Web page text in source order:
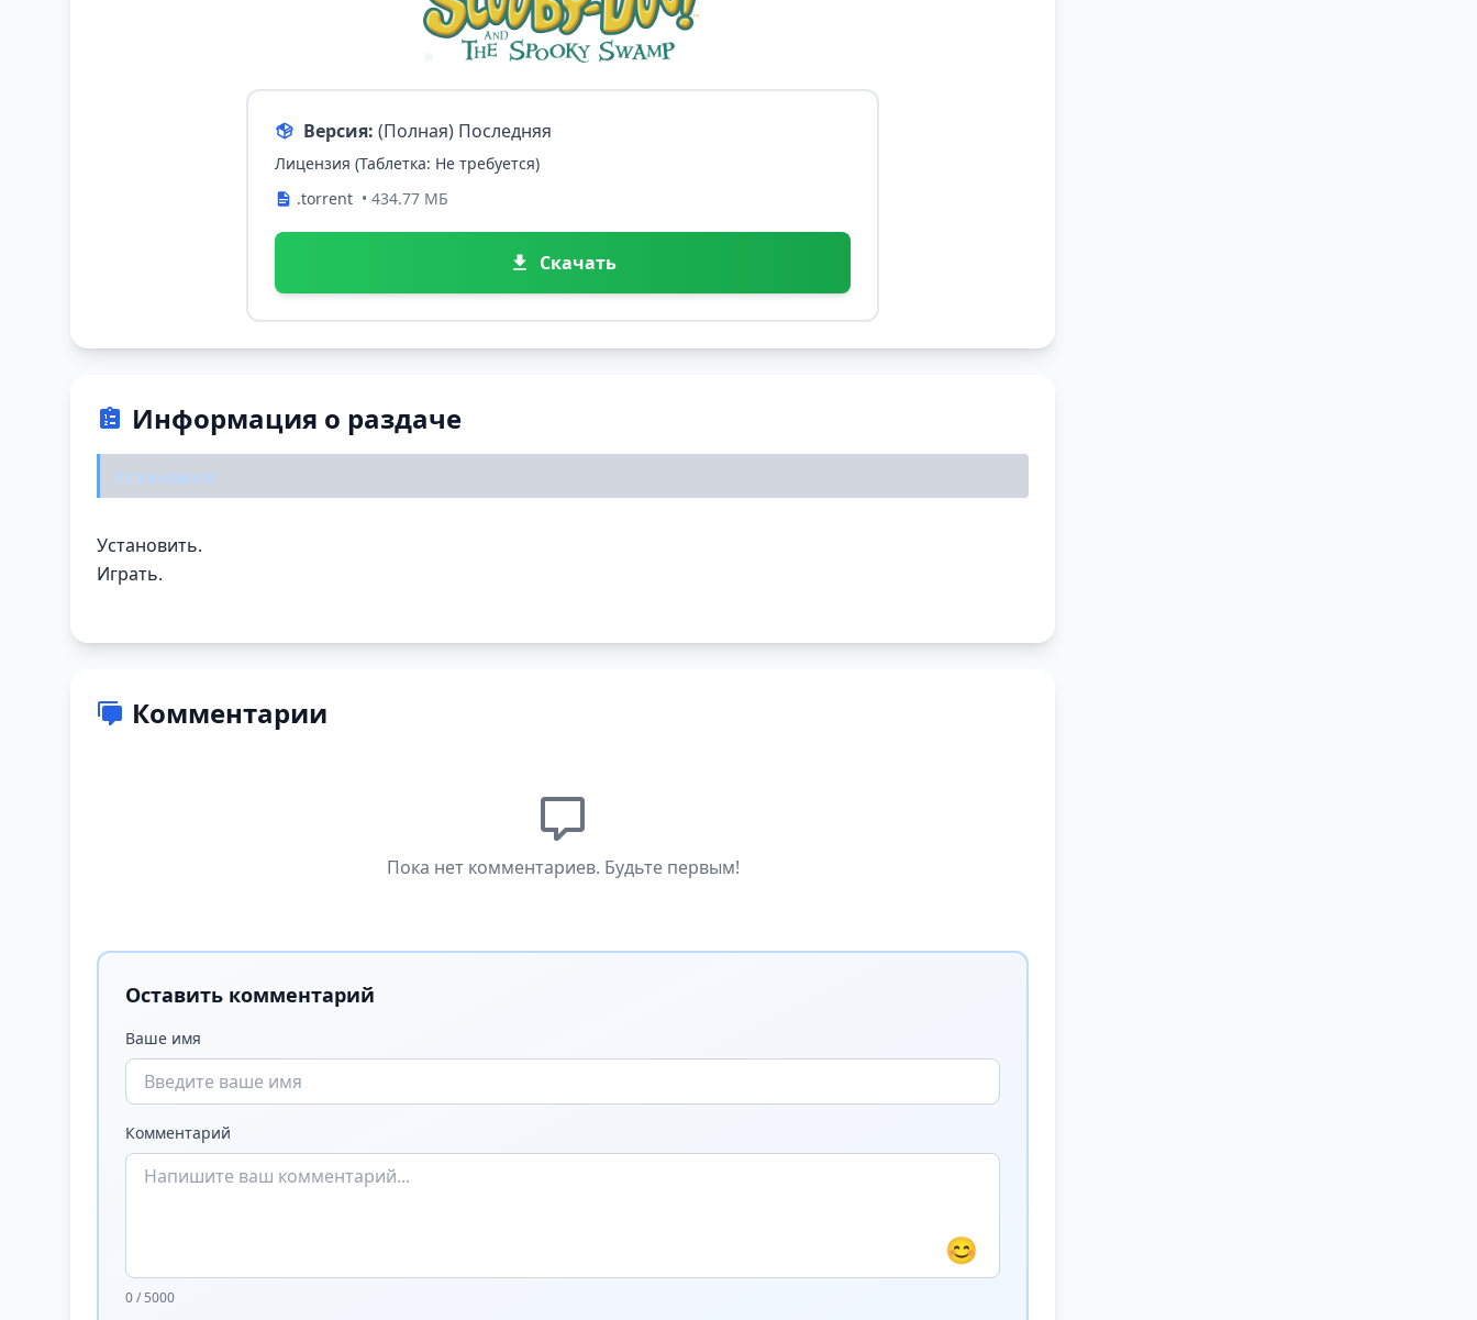
Версия: (Полная) Последняя
Лицензия (Таблетка: Не требуется)
.torrent • 434.77 МБ
Скачать
Информация о раздаче
Установка:
Установить.
Играть.
Комментарии
Пока нет комментариев. Будьте первым!
Оставить комментарий
Ваше имя
Комментарий
😊
0 / 5000